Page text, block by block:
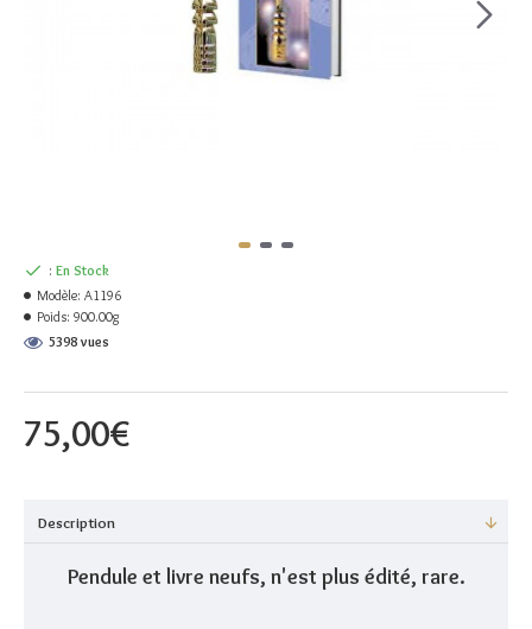
75,00€
: En Stock
Modèle: A1196
Poids: 900.00g
5398 vues
Description
Pendule et livre neufs, n'est plus édité, rare.